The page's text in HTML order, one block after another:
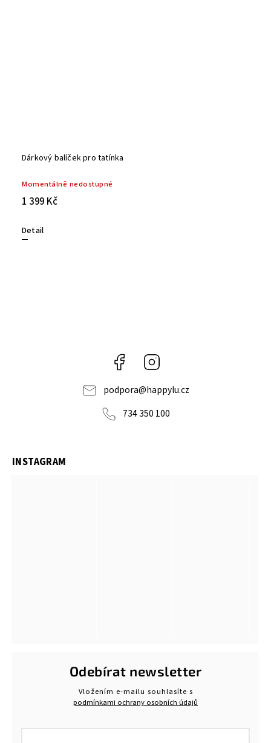
Dárkový balíček pro tatínka
Momentálně nedostupné
1 399 Kč
Detail
Facebook
podpora@happylu.cz
734 350 100
INSTAGRAM
Odebírat newsletter
Vložením e-mailu souhlasíte s
podmínkami ochrany osobních údajů